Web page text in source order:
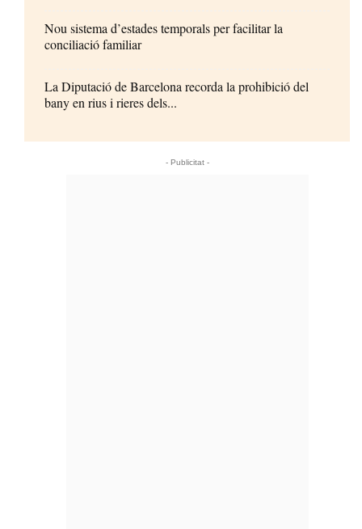
Nou sistema d’estades temporals per facilitar la
conciliació familiar
La Diputació de Barcelona recorda la prohibició del
bany en rius i rieres dels...
- Publicitat -